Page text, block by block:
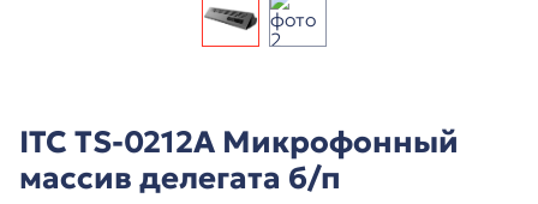
ITC TS-0212A Микрофонный
массив делегата б/п